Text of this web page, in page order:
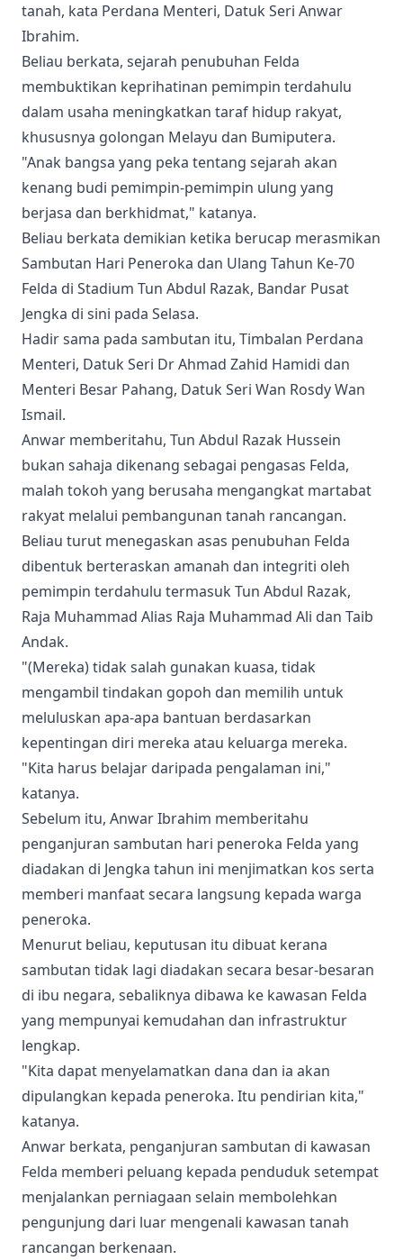
tanah, kata Perdana Menteri, Datuk Seri Anwar
Ibrahim.
Beliau berkata, sejarah penubuhan Felda
membuktikan keprihatinan pemimpin terdahulu
dalam usaha meningkatkan taraf hidup rakyat,
khususnya golongan Melayu dan Bumiputera.
"Anak bangsa yang peka tentang sejarah akan
kenang budi pemimpin-pemimpin ulung yang
berjasa dan berkhidmat," katanya.
Beliau berkata demikian ketika berucap merasmikan
Sambutan Hari Peneroka dan Ulang Tahun Ke-70
Felda di Stadium Tun Abdul Razak, Bandar Pusat
Jengka di sini pada Selasa.
Hadir sama pada sambutan itu, Timbalan Perdana
Menteri, Datuk Seri Dr Ahmad Zahid Hamidi dan
Menteri Besar Pahang, Datuk Seri Wan Rosdy Wan
Ismail.
Anwar memberitahu, Tun Abdul Razak Hussein
bukan sahaja dikenang sebagai pengasas Felda,
malah tokoh yang berusaha mengangkat martabat
rakyat melalui pembangunan tanah rancangan.
Beliau turut menegaskan asas penubuhan Felda
dibentuk berteraskan amanah dan integriti oleh
pemimpin terdahulu termasuk Tun Abdul Razak,
Raja Muhammad Alias Raja Muhammad Ali dan Taib
Andak.
"(Mereka) tidak salah gunakan kuasa, tidak
mengambil tindakan gopoh dan memilih untuk
meluluskan apa-apa bantuan berdasarkan
kepentingan diri mereka atau keluarga mereka.
"Kita harus belajar daripada pengalaman ini,"
katanya.
Sebelum itu, Anwar Ibrahim memberitahu
penganjuran sambutan hari peneroka Felda yang
diadakan di Jengka tahun ini menjimatkan kos serta
memberi manfaat secara langsung kepada warga
peneroka.
Menurut beliau, keputusan itu dibuat kerana
sambutan tidak lagi diadakan secara besar-besaran
di ibu negara, sebaliknya dibawa ke kawasan Felda
yang mempunyai kemudahan dan infrastruktur
lengkap.
"Kita dapat menyelamatkan dana dan ia akan
dipulangkan kepada peneroka. Itu pendirian kita,"
katanya.
Anwar berkata, penganjuran sambutan di kawasan
Felda memberi peluang kepada penduduk setempat
menjalankan perniagaan selain membolehkan
pengunjung dari luar mengenali kawasan tanah
rancangan berkenaan.